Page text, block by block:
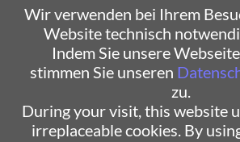
Wir verwenden bei Ihrem
Website technisch
Indem Sie unsere
stimmen Sie unseren
zu.
During your visit, this website
irreplaceable cookies. By